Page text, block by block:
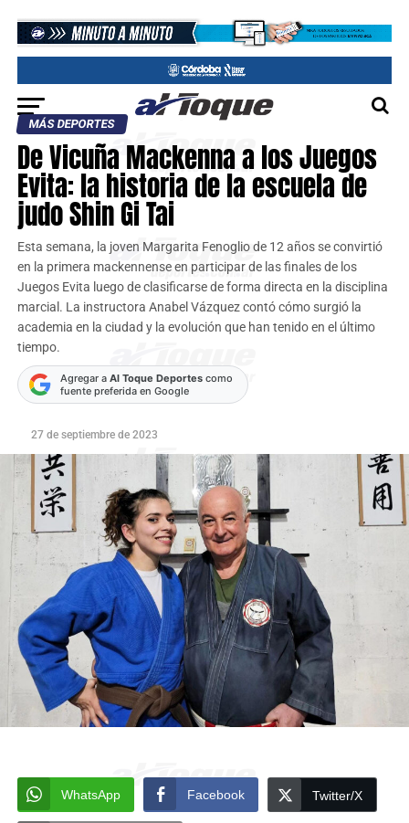
MÁS DEPORTES
De Vicuña Mackenna a los Juegos
Evita: la historia de la escuela de
judo Shin Gi Tai
Esta semana, la joven Margarita Fenoglio de 12 años se convirtió
en la primera mackennense en participar de las finales de los
Juegos Evita luego de clasificarse de forma directa en la disciplina
marcial. La instructora Anabel Vázquez contó cómo surgió la
academia en la ciudad y la evolución que han tenido en el último
tiempo.
Agregar a Al Toque Deportescomo
fuente preferida en Google
27 de septiembre de 2023
WhatsApp Facebook Twitter/X